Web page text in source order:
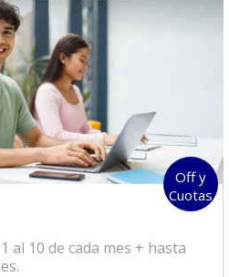
Off y
Cuotas
al 10 de cada mes + hasta